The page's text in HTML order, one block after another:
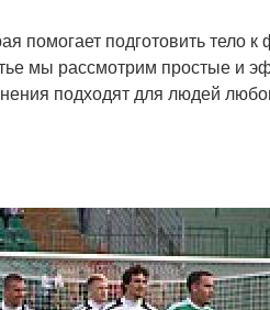
помогает подготовить тело к
мы рассмотрим простые и
подходят для людей